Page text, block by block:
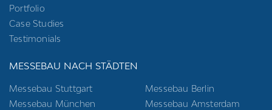
Portfolio
Case Studies
Testimonials
MESSEBAU NACH STÄDTEN
Messebau Stuttgart
Messebau München
Messebau Berlin
Messebau Amsterdam